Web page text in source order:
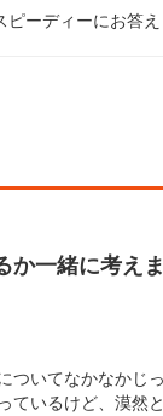
ーディーにお答え
か一緒に考え
ついてなかなかじ
ているけど、漠然